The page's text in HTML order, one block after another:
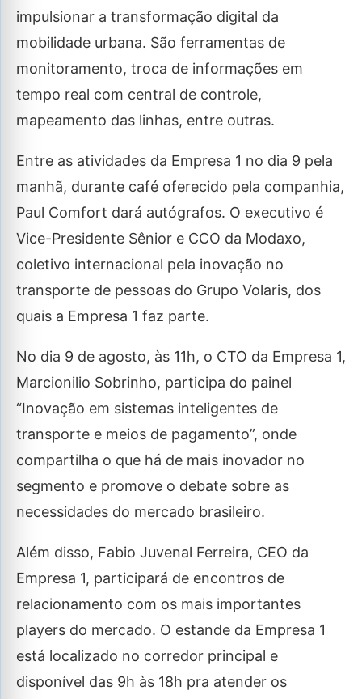
impulsionar a transformação digital da
mobilidade urbana. São ferramentas de
monitoramento, troca de informações em
tempo real com central de controle,
mapeamento das linhas, entre outras.
Entre as atividades da Empresa 1 no dia 9 pela
manhã, durante café oferecido pela companhia,
Paul Comfort dará autógrafos. O executivo é
Vice-Presidente Sênior e CCO da Modaxo,
coletivo internacional pela inovação no
transporte de pessoas do Grupo Volaris, dos
quais a Empresa 1 faz parte.
No dia 9 de agosto, às 11h, o CTO da Empresa 1,
Marcionilio Sobrinho, participa do painel
“Inovação em sistemas inteligentes de
transporte e meios de pagamento”, onde
compartilha o que há de mais inovador no
segmento e promove o debate sobre as
necessidades do mercado brasileiro.
Além disso, Fabio Juvenal Ferreira, CEO da
Empresa 1, participará de encontros de
relacionamento com os mais importantes
players do mercado. O estande da Empresa 1
está localizado no corredor principal e
disponível das 9h às 18h pra atender os